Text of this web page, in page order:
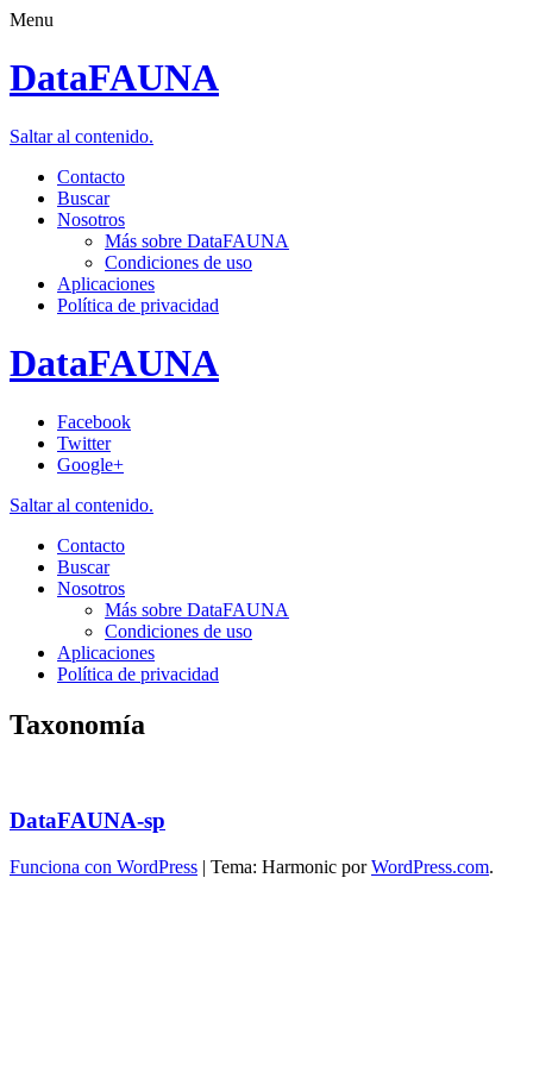
Menu
DataFAUNA
Saltar al contenido.
Contacto
Buscar
Nosotros
Más sobre DataFAUNA
Condiciones de uso
Aplicaciones
Política de privacidad
DataFAUNA
Facebook
Twitter
Google+
Saltar al contenido.
Contacto
Buscar
Nosotros
Más sobre DataFAUNA
Condiciones de uso
Aplicaciones
Política de privacidad
Taxonomía
DataFAUNA-sp
Funciona con WordPress | Tema: Harmonic porWordPress.com.